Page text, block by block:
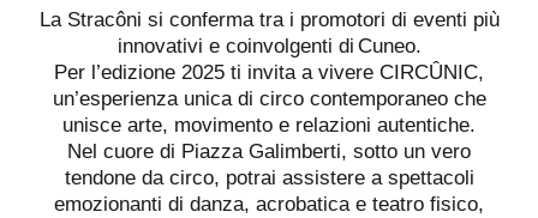
La Stracôni si conferma tra i promotori di eventi più
innovativi e coinvolgenti di Cuneo.
Per l’edizione 2025 ti invita a vivere CIRCÛNIC,
un’esperienza unica di circo contemporaneo che
unisce arte, movimento e relazioni autentiche.
Nel cuore di Piazza Galimberti, sotto un vero
tendone da circo, potrai assistere a spettacoli
emozionanti di danza, acrobatica e teatro fisico,